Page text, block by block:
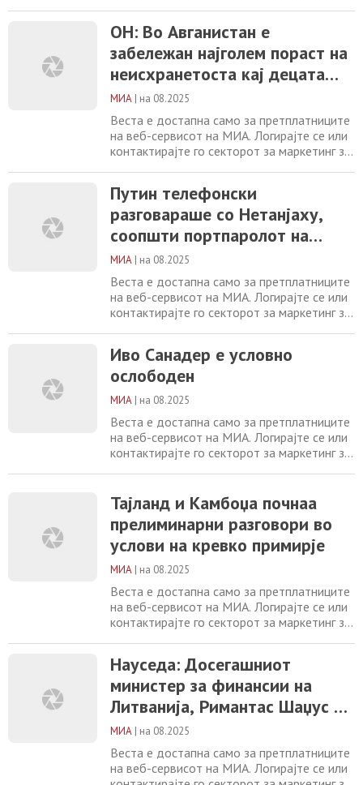
забележан најголем пораст на
неисхранетоста кај децата досега Путин
телефонски разговараше со Нетанјаху,
соопшти портпаролот на Кремљ Иво
Санадер е условно
ОН: Во Авганистан е
забележан најголем пораст на
неисхранетоста кај децата
досега
МИА | на 08.2025
Веста е достапна само за претплатниците
на веб-сервисот на МИА. Логирајте се или
контактирајте го секторот за маркетинг за
разговараше со Нетанјаху, соопшти
портпаролот на Кремљ Иво Санадер е
условно ослободен Тајланд и Камбоџа
почнаа прелиминарни разговори во услови
на кревко примирје
Путин телефонски
разговараше со Нетанјаху,
соопшти портпаролот на
Кремљ
МИА | на 08.2025
Веста е достапна само за претплатниците
на веб-сервисот на МИА. Логирајте се или
контактирајте го секторот за маркетинг за
ослободен Тајланд и Камбоџа почнаа
прелиминарни разговори во услови на
кревко примирје Науседа: Досегашниот
министер за финансии на Литванија,
Римантас Шаџус
Иво Санадер е условно
ослободен
МИА | на 08.2025
Веста е достапна само за претплатниците
на веб-сервисот на МИА. Логирајте се или
контактирајте го секторот за маркетинг за
почнаа прелиминарни разговори во услови
на кревко примирје Науседа: Досегашниот
министер за финансии на Литванија,
Римантас Шаџус ќе ја предводи
привремената
Тајланд и Камбоџа почнаа
прелиминарни разговори во
услови на кревко примирје
МИА | на 08.2025
Веста е достапна само за претплатниците
на веб-сервисот на МИА. Логирајте се или
контактирајте го секторот за маркетинг за
министер за финансии на Литванија,
Римантас Шаџус ќе ја предводи
привремената влада Силна бура ги погоди
Ирска и Шкотска Во Хелсинки една година
нема жртви
Науседа: Досегашниот
министер за финансии на
Литванија, Римантас Шаџус ќе
ја предводи привремената
влада
МИА | на 08.2025
Веста е достапна само за претплатниците
на веб-сервисот на МИА. Логирајте се или